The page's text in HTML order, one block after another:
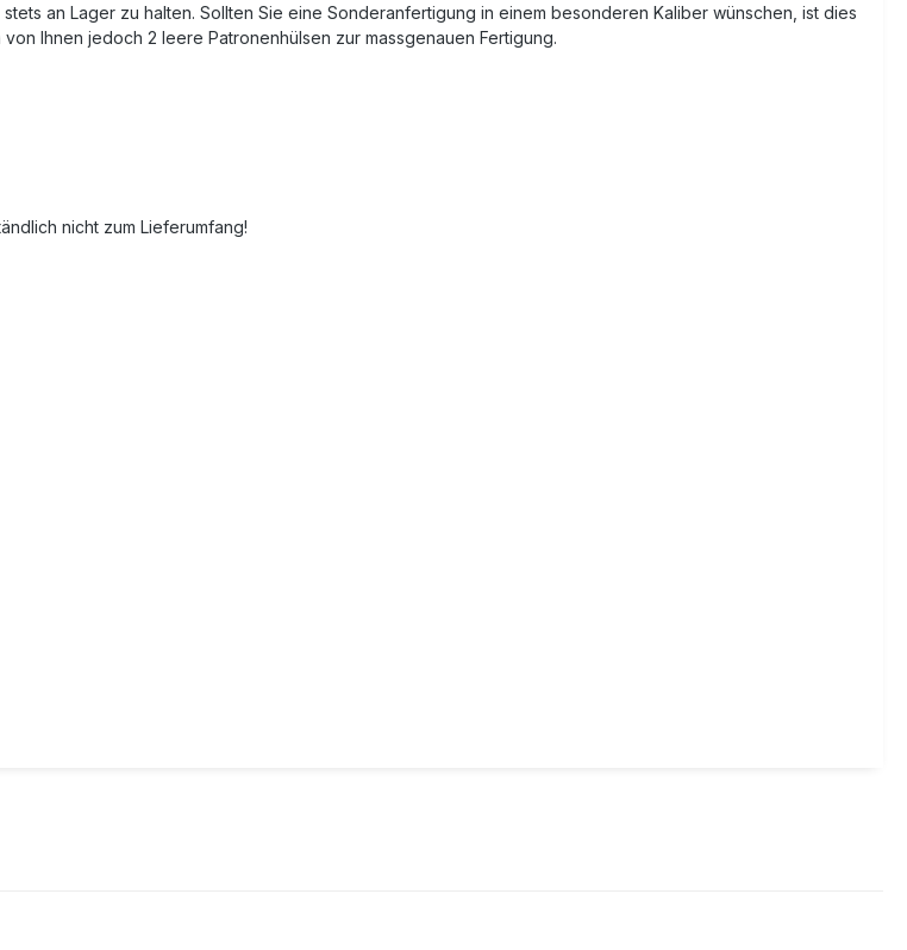
an Lager zu halten. Sollten Sie eine Sonderanfertigung in einem besonderen Kaliber wünschen, ist dies
Ihnen jedoch 2 leere Patronenhülsen zur massgenauen Fertigung.
nicht zum Lieferumfang!